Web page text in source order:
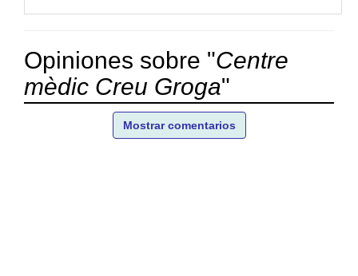
Opiniones sobre "Centre
mèdic Creu Groga"
Mostrar comentarios